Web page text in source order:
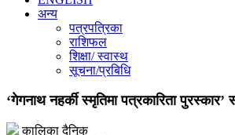
अन्य
पत्रपत्रिका
राशिफल
शिक्षा/ स्वास्थ
सूचना/प्रबिधि
‘गेगनाथ नहर्की स्मृतिमा पत्रकारिता पुरस्कार’
कालिका दैनिक